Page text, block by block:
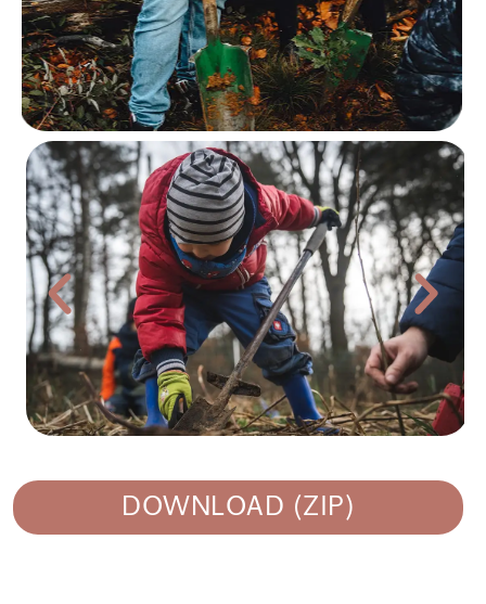
DOWNLOAD (ZIP)